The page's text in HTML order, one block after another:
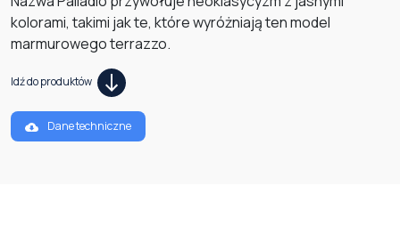
kolorami, takimi jak te, które wyróżniają ten model
marmurowego terrazzo.
Idź do produktów
Dane techniczne